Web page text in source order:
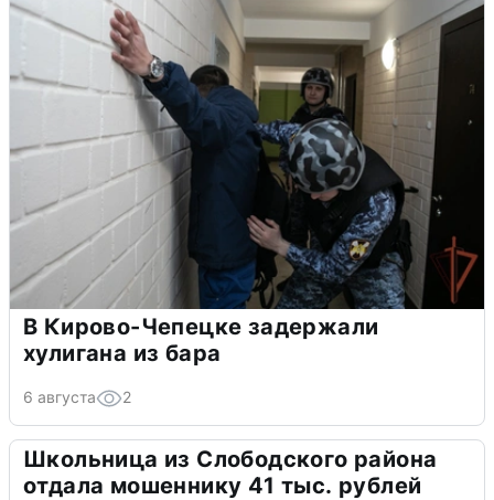
В Кирово-Чепецке задержали
хулигана из бара
6 августа 2
Школьница из Слободского района
отдала мошеннику 41 тыс. рублей